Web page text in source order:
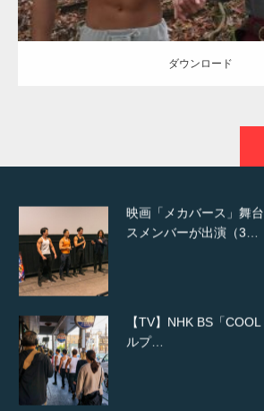
ダウンロード
た（6/8放送）
映画「メカバース」舞
スメンバーが出演（3…
【TV】NHK BS「
ルプ…